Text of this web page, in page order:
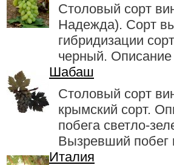
Столовый сорт
Надежда). Сорт
гибридизации
черный. Описание
Шабаш
Столовый сорт
крымский сорт.
побега светло-
Вызревший побег
Италия